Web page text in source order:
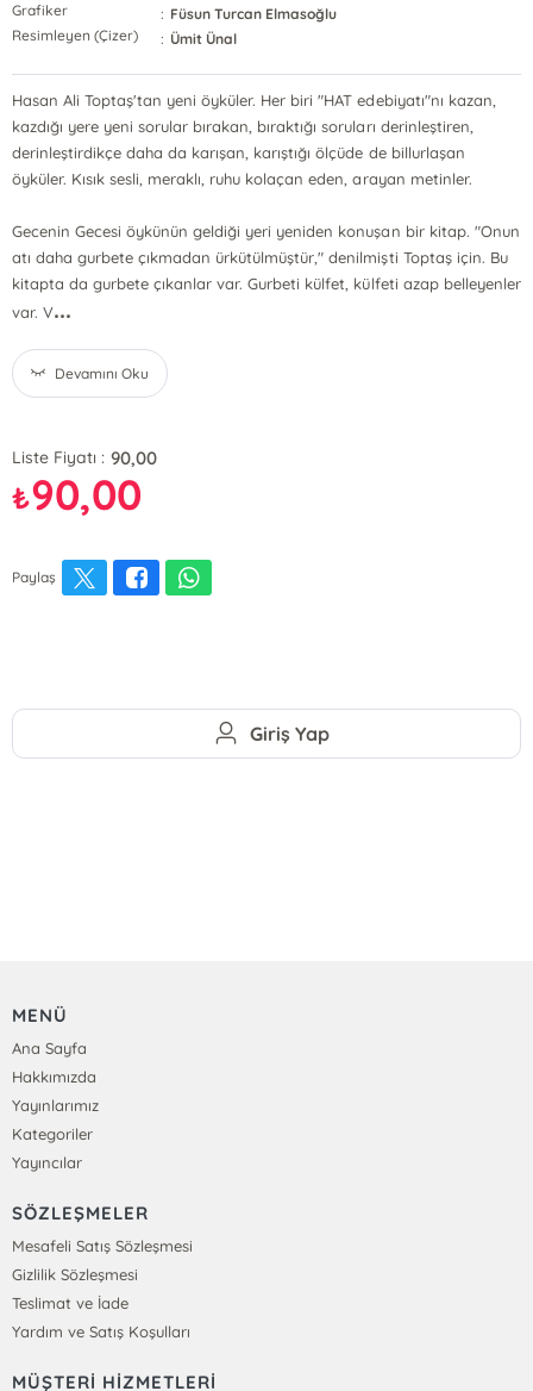
Grafiker
: Füsun Turcan Elmasoğlu
Resimleyen (Çizer)
: Ümit Ünal
Hasan Ali Toptaş'tan yeni öyküler. Her biri "HAT edebiyatı"nı kazan,
kazdığı yere yeni sorular bırakan, bıraktığı soruları derinleştiren,
derinleştirdikçe daha da karışan, karıştığı ölçüde de billurlaşan
öyküler. Kısık sesli, meraklı, ruhu kolaçan eden, arayan metinler.
Gecenin Gecesi öykünün geldiği yeri yeniden konuşan bir kitap. "Onun
atı daha gurbete çıkmadan ürkütülmüştür," denilmişti Toptaş için. Bu
kitapta da gurbete çıkanlar var. Gurbeti külfet, külfeti azap belleyenler
var. V...
Devamını Oku
Liste Fiyatı : 90,00
₺90,00
Paylaş
Giriş Yap
MENÜ
Ana Sayfa
Hakkımızda
Yayınlarımız
Kategoriler
Yayıncılar
SÖZLEŞMELER
Mesafeli Satış Sözleşmesi
Gizlilik Sözleşmesi
Teslimat ve İade
Yardım ve Satış Koşulları
MÜŞTERİ HİZMETLERİ